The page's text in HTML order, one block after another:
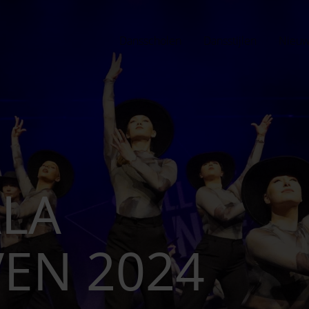
Dansscholen Dansstijlen
2024